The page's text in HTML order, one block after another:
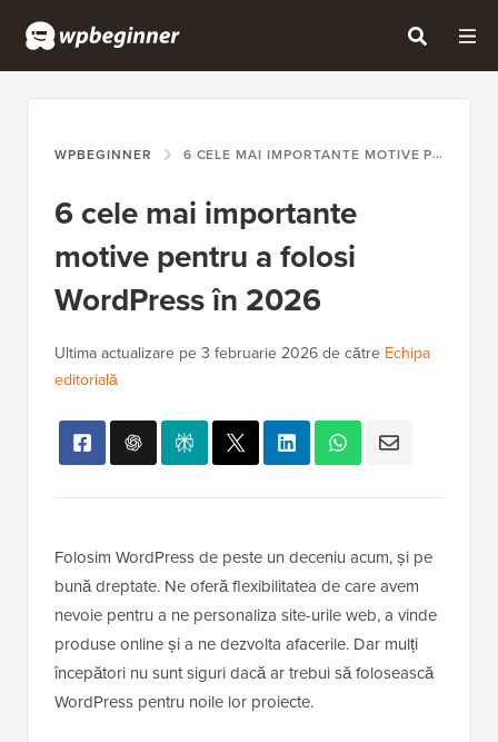
WPBEGINNER 6 CELE MAI IMPORTANTE MOTIVE PENTRU A FOLOSI WORDPRESS ÎN 2026
6 cele mai importante
motive pentru a folosi
WordPress în 2026
Ultima actualizare pe 3 februarie 2026 de către Echipa
editorială
Folosim WordPress de peste un deceniu acum, și pe
bună dreptate. Ne oferă flexibilitatea de care avem
nevoie pentru a ne personaliza site-urile web, a vinde
produse online și a ne dezvolta afacerile. Dar mulți
începători nu sunt siguri dacă ar trebui să folosească
WordPress pentru noile lor proiecte.